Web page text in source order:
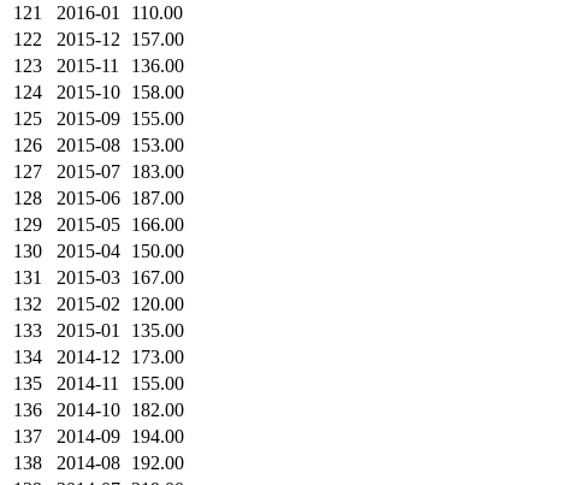
121
2016-01
110.00
122
2015-12
157.00
123
2015-11
136.00
124
2015-10 158.00
125
2015-09 155.00
126
2015-08 153.00
127
2015-07 183.00
128
2015-06 187.00
129
2015-05 166.00
130
2015-04 150.00
131
2015-03 167.00
132
2015-02
120.00
133
2015-01
135.00
134
2014-12
173.00
135
2014-11
155.00
136
2014-10 182.00
137
2014-09 194.00
138
2014-08 192.00